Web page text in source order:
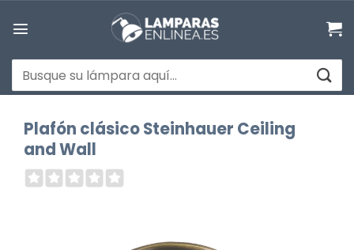
Buscar
por:
Plafón clásico Steinhauer Ceiling
and Wall